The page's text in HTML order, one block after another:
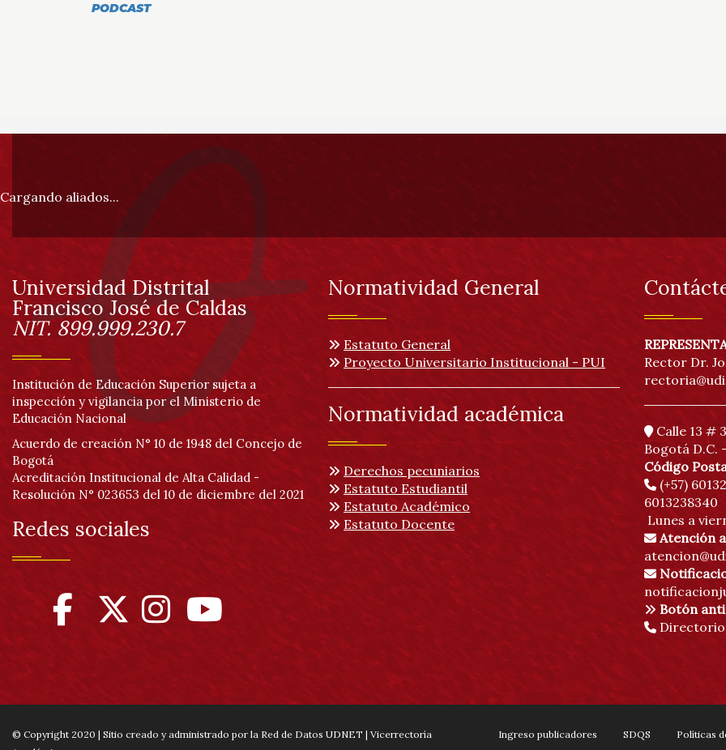
PODCAST
pie
página
Cargando aliados...
Información
Universidad Distrital
Francisco José de Caldas
NIT. 899.999.230.7
Institución de Educación Superior sujeta a
inspección y vigilancia por el Ministerio de
Educación Nacional
Acuerdo de creación N° 10 de 1948 del Concejo de
Bogotá
Acreditación Institucional de Alta Calidad -
Resolución N° 023653 del 10 de diciembre del 2021
Redes sociales
Normatividad General
Estatuto General
Proyecto Universitario Institucional - PUI
Normatividad académica
Derechos pecuniarios
Estatuto Estudiantil
Estatuto Académico
Estatuto Docente
Rector Dr.
Calle 13 #
Bogotá D.C.
Código
(+57)
6013238340
Lunes a
Atención
Botón
© Copyright 2020 | Sitio creado y administrado por la Red de Datos UDNET | Vicerrectoría
Ingreso publicadores SDQS Políticas